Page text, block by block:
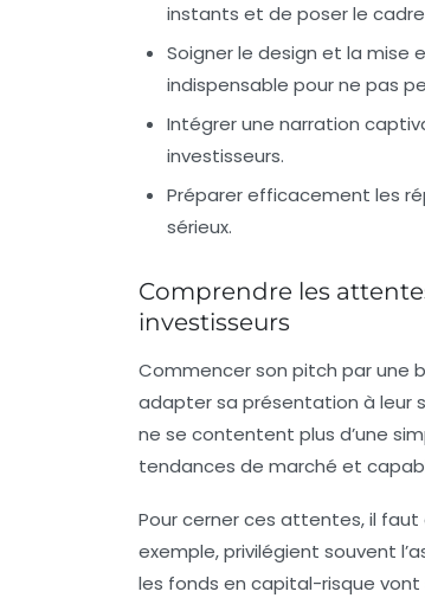
instants et de poser le
Soigner le design et la mise
indispensable pour ne pas
Intégrer une narration
investisseurs.
Préparer efficacement les
sérieux.
Comprendre les
investisseurs
Commencer son pitch par une
adapter sa présentation à leur
ne se contentent plus d’une
tendances de marché et
Pour cerner ces attentes, il faut
exemple, privilégient souvent
les fonds en capital-risque